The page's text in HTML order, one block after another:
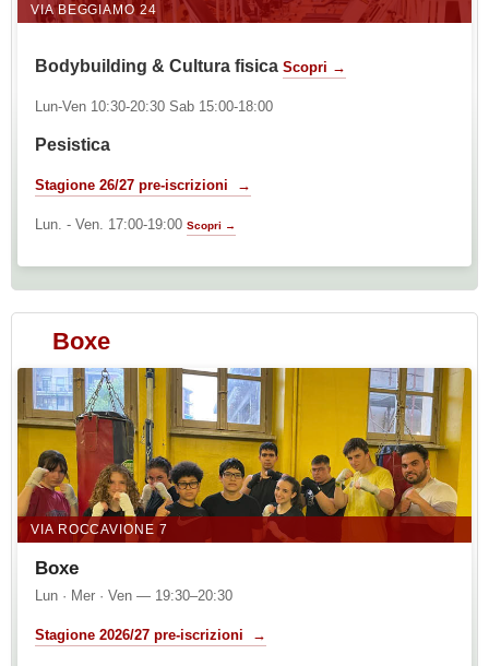
VIA BEGGIAMO 24
Bodybuilding & Cultura fisica Scopri →
Lun-Ven 10:30-20:30 Sab 15:00-18:00
Pesistica
Stagione 26/27 pre-iscrizioni →
Lun. - Ven. 17:00-19:00 Scopri →
Boxe
VIA ROCCAVIONE 7
Boxe
Lun · Mer · Ven — 19:30–20:30
Stagione 2026/27 pre-iscrizioni →